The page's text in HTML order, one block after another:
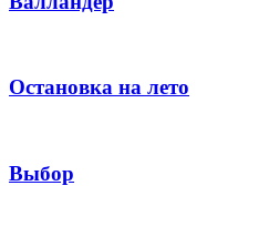
Остановка на лето
Выбор